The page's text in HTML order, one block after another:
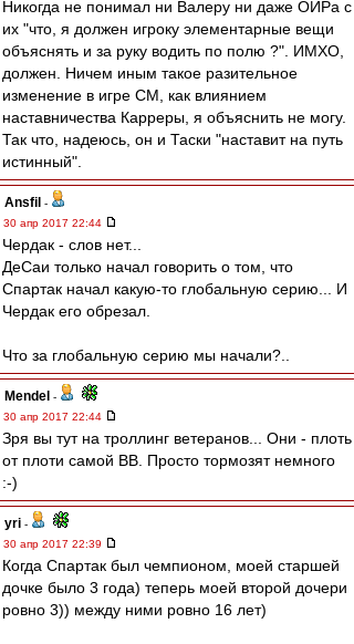
Никогда не понимал ни Валеру ни даже ОИРа с
их "что, я должен игроку элементарные вещи
объяснять и за руку водить по полю ?". ИМХО,
должен. Ничем иным такое разительное
изменение в игре СМ, как влиянием
наставничества Карреры, я объяснить не могу.
Так что, надеюсь, он и Таски "наставит на путь
истинный".
Ansfil -
30 апр 2017 22:44
Чердак - слов нет...
ДеСаи только начал говорить о том, что
Спартак начал какую-то глобальную серию... И
Чердак его обрезал.
Что за глобальную серию мы начали?..
Mendel -
30 апр 2017 22:44
Зря вы тут на троллинг ветеранов... Они - плоть
от плоти самой ВВ. Просто тормозят немного
:-)
yri -
30 апр 2017 22:39
Когда Спартак был чемпионом, моей старшей
дочке было 3 года) теперь моей второй дочери
ровно 3)) между ними ровно 16 лет)